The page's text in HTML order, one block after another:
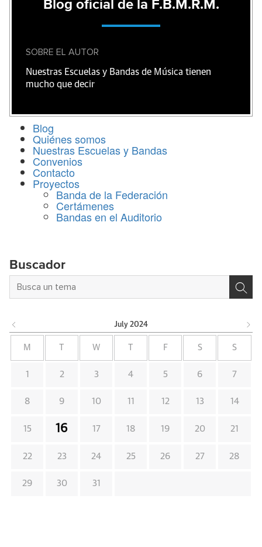
Blog oficial de la F.B.M.R.M.
SOBRE EL AUTOR
Nuestras Escuelas y Bandas de Música tienen
mucho que decir
Blog
Quiénes somos
Nuestras Escuelas y Bandas
Convenios
Contacto
Proyectos
Banda de la Federación
Certámenes
Bandas en el Auditorio
Buscador
July 2024
M W F S S
1 2 3 4 5 6 7
8 9 10 11 12 13 14
15 16 17 18 19 20 21
22 23 24 25 26 27 28
29 30 31